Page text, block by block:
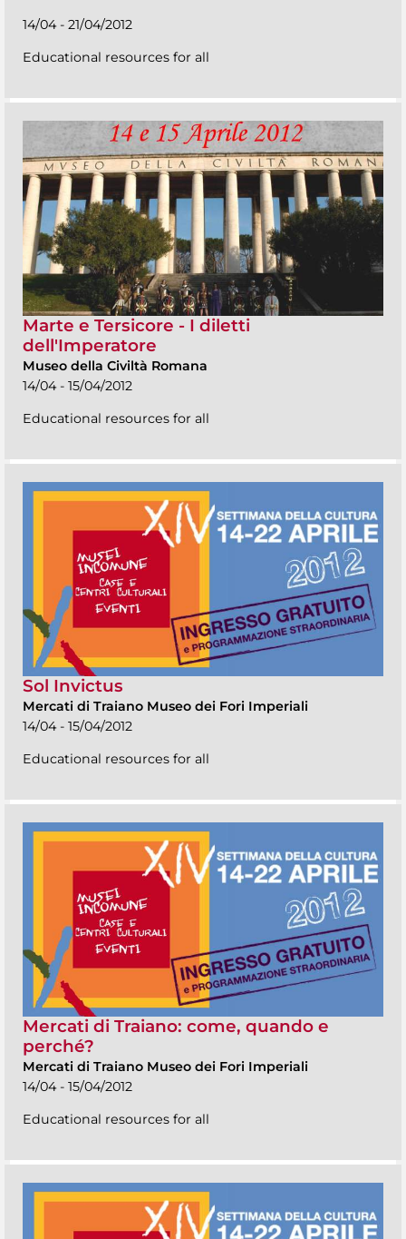
14/04 - 21/04/2012
Educational resources for all
Marte e Tersicore - I diletti
dell'Imperatore
Museo della Civiltà Romana
14/04 - 15/04/2012
Educational resources for all
Sol Invictus
Mercati di Traiano Museo dei Fori Imperiali
14/04 - 15/04/2012
Educational resources for all
Mercati di Traiano: come, quando e
perché?
Mercati di Traiano Museo dei Fori Imperiali
14/04 - 15/04/2012
Educational resources for all